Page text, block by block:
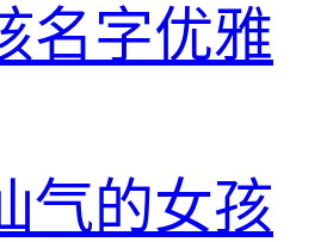
名字优雅
气的女孩